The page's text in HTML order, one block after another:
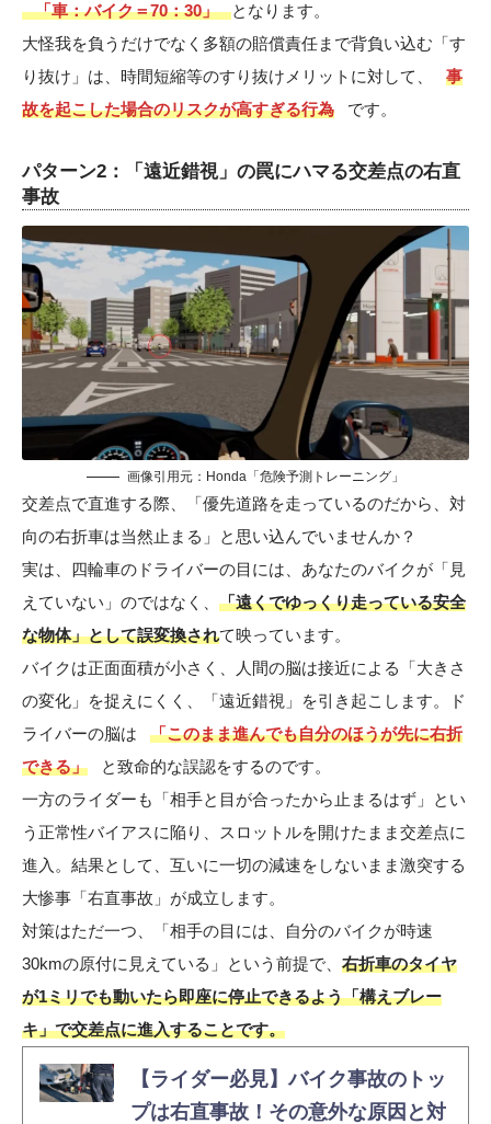
「車：バイク＝70：30」
となります。
大怪我を負うだけでなく多額の賠償責任まで背負い込む「す
り抜け」は、時間短縮等のすり抜けメリットに対して、
事
故を起こした場合のリスクが高すぎる行為
です。
パターン2：「遠近錯視」の罠にハマる交差点の右直
事故
画像引用元：Honda「危険予測トレーニング」
交差点で直進する際、「優先道路を走っているのだから、対
向の右折車は当然止まる」と思い込んでいませんか？
実は、四輪車のドライバーの目には、あなたのバイクが「見
えていない」のではなく、 「遠くでゆっくり走っている安全
な物体」として誤変換されて映っています。
バイクは正面面積が小さく、人間の脳は接近による「大きさ
の変化」を捉えにくく、「遠近錯視」を引き起こします。ド
ライバーの脳は
「このまま進んでも自分のほうが先に右折
できる」
と致命的な誤認をするのです。
一方のライダーも「相手と目が合ったから止まるはず」とい
う正常性バイアスに陥り、スロットルを開けたまま交差点に
進入。結果として、互いに一切の減速をしないまま激突する
大惨事「右直事故」が成立します。
対策はただ一つ、「相手の目には、自分のバイクが時速
30kmの原付に見えている」という前提で、 右折車のタイヤ
が1ミリでも動いたら即座に停止できるよう「構えブレー
キ」で交差点に進入することです。
【ライダー必見】バイク事故のトッ
プは右直事故！その意外な原因と対